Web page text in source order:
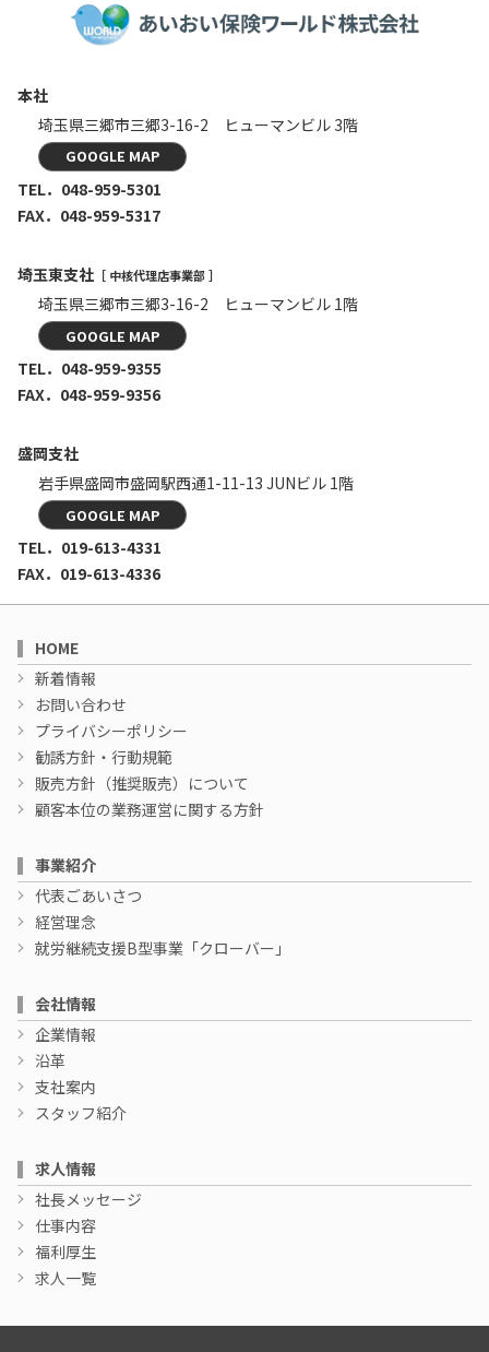
本社
埼玉県三郷市三郷3-16-2
ヒューマンビル 3階
GOOGLE MAP
TEL． 048-959-5301
FAX．048-959-5317
埼玉東支社 ［ 中核代理店事業部 ］
埼玉県三郷市三郷3-16-2 ヒューマンビル 1階
GOOGLE MAP
TEL． 048-959-9355
FAX．048-959-9356
盛岡支社
岩手県盛岡市盛岡駅西通1-11-13JUNビル 1階
GOOGLE MAP
TEL． 019-613-4331
FAX．019-613-4336
HOME
新着情報
お問い合わせ
プライバシーポリシー
勧誘方針・行動規範
販売方針（推奨販売）について
顧客本位の業務運営に関する方針
事業紹介
代表ごあいさつ
経営理念
就労継続支援B型事業「クローバー」
会社情報
企業情報
沿革
支社案内
スタッフ紹介
求人情報
社長メッセージ
仕事内容
福利厚生
求人一覧